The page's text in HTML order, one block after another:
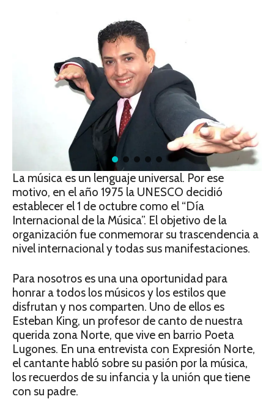
La música es un lenguaje universal. Por ese
motivo, en el año 1975 la UNESCO decidió
establecer el 1 de octubre como el “Día
Internacional de la Música”. El objetivo de la
organización fue conmemorar su trascendencia a
nivel internacional y todas sus manifestaciones.
Para nosotros es una una oportunidad para
honrar a todos los músicos y los estilos que
disfrutan y nos comparten. Uno de ellos es
Esteban King, un profesor de canto de nuestra
querida zona Norte, que vive en barrio Poeta
Lugones. En una entrevista con Expresión Norte,
el cantante habló sobre su pasión por la música,
los recuerdos de su infancia y la unión que tiene
con su padre.